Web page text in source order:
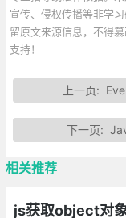
宣传、侵权传播等非学
留原文来源信息，不得
支持！
上一页:
下一页:
相关推荐
js获取object对